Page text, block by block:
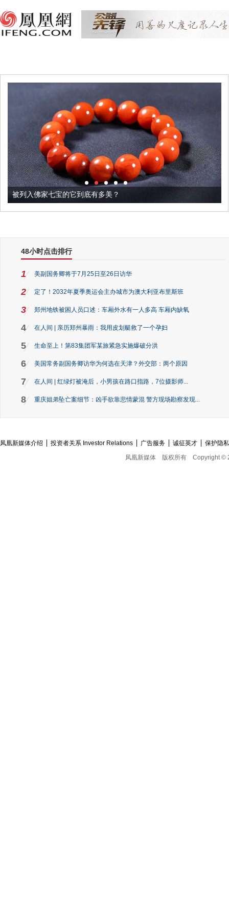
被列入佛家七宝的它到底有多美？
48小时点击排行
1 美副国务卿将于7月25日至26日访华
2 定了！2032年夏季奥运会主办城市为澳大利亚布里斯班
3 郑州地铁被困人员口述：车厢外水有一人多高 车厢内缺氧
4 在人间 | 亲历郑州暴雨：我用皮划艇救了一个孕妇
5 生命至上！第83集团军某旅紧急实施爆破分洪
6 美国常务副国务卿访华为何选在天津？外交部：两个原因
7 在人间 | 红绿灯被淹后，小男孩在路口指路，7位摄影师...
8 重庆姐弟坠亡案细节：凶手欲靠悲情蒙混 警方现场勘察发现...
凤凰新媒体介绍 投资者关系 Investor Relations 广告服务 诚征英才
保护隐
凤凰新媒体
版权所有 Copyright ©